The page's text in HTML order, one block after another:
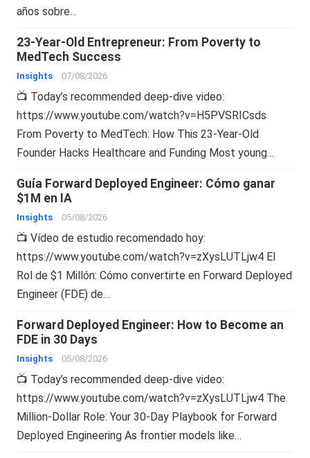
años sobre…
23-Year-Old Entrepreneur: From Poverty to
MedTech Success
Insights 07/08/2026
📺 Today’s recommended deep-dive video:
https://www.youtube.com/watch?v=H5PVSRICsds
From Poverty to MedTech: How This 23-Year-Old
Founder Hacks Healthcare and Funding Most young…
Guía Forward Deployed Engineer: Cómo ganar
$1M en IA
Insights 05/08/2026
📺 Vídeo de estudio recomendado hoy:
https://www.youtube.com/watch?v=zXysLUTLjw4 El
Rol de $1 Millón: Cómo convertirte en Forward Deployed
Engineer (FDE) de…
Forward Deployed Engineer: How to Become an
FDE in 30 Days
Insights 05/08/2026
📺 Today’s recommended deep-dive video:
https://www.youtube.com/watch?v=zXysLUTLjw4 The
Million-Dollar Role: Your 30-Day Playbook for Forward
Deployed Engineering As frontier models like…